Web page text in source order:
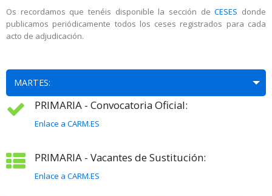
Os recordamos que tenéis disponible la sección deCESES donde
publicamos periódicamente todos los ceses registrados para cada
acto de adjudicación.
MARTES:
PRIMARIA - Convocatoria Oficial:
Enlace a CARM.ES
PRIMARIA - Vacantes de Sustitución:
Enlace a CARM.ES